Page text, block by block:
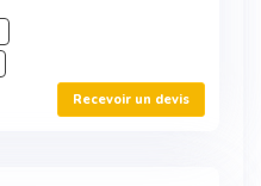
Recevoir un devis